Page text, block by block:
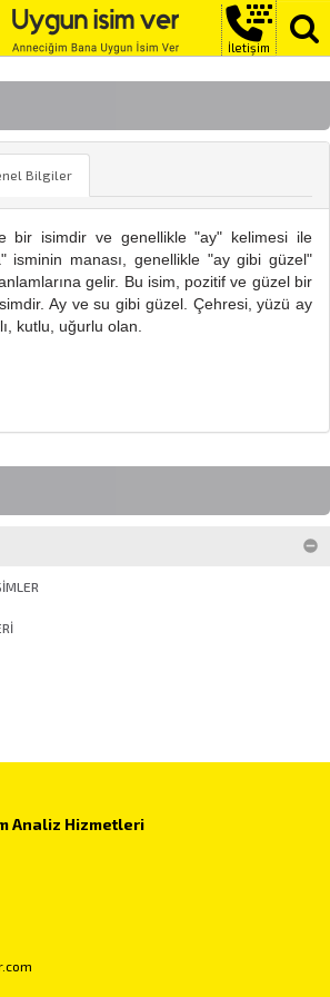
İletişim
Bilgiler
bir isimdir ve genellikle "ay" kelimesi ile
isminin manası, genellikle "ay gibi güzel"
gelir. Bu isim, pozitif ve güzel bir
Ay ve su gibi güzel. Çehresi, yüzü ay
kutlu, uğurlu olan.
Analiz Hizmetleri